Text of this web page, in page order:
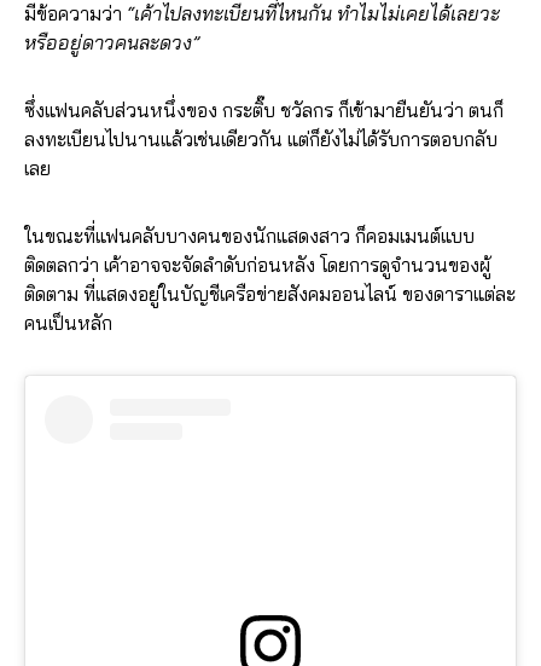
มีข้อความว่า “เค้าไปลงทะเบียนที่ไหนกัน ทำไมไม่เคยได้เลยวะ
หรืออยู่ดาวคนละดวง”
ซึ่งแฟนคลับส่วนหนึ่งของ กระติ๊บ ชวัลกร ก็เข้ามายืนยันว่า ตนก็
ลงทะเบียนไปนานแล้วเช่นเดียวกัน แต่ก็ยังไม่ได้รับการตอบกลับ
เลย
ในขณะที่แฟนคลับบางคนของนักแสดงสาว ก็คอมเมนต์แบบ
ติดตลกว่า เค้าอาจจะจัดลำดับก่อนหลัง โดยการดูจำนวนของผู้
ติดตาม ที่แสดงอยู่ในบัญชีเครือข่ายสังคมออนไลน์ ของดาราแต่ละ
คนเป็นหลัก